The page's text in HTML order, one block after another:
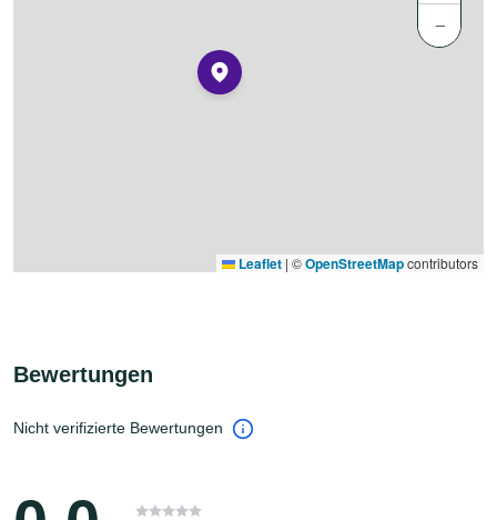
−
Leaflet | ©OpenStreetMapcontributors
Bewertungen
Nicht verifizierte Bewertungen